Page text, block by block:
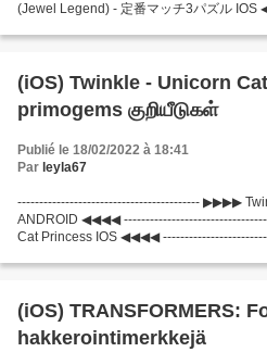
(Jewel Legend) - 定番マッチ3パズル
(iOS) Twinkle - Unicorn
primogems குறியீடுகள்
Publié le 18/02/2022 à 18:41
Par leyla67
------------------------------------------ ▶▶▶▶
ANDROID ◀◀◀◀
Cat Princess IOS ◀◀◀◀
(iOS) TRANSFORMERS:
hakkerointimerkkejä